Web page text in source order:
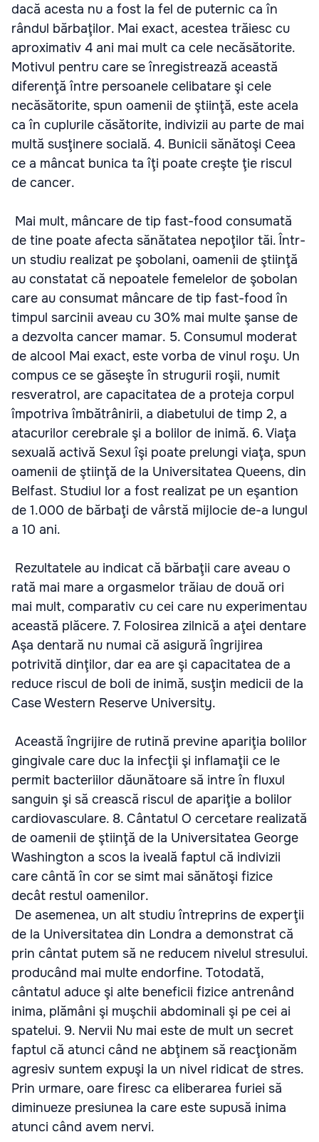
dacă acesta nu a fost la fel de puternic ca în
rândul bărbaţilor. Mai exact, acestea trăiesc cu
aproximativ 4 ani mai mult ca cele necăsătorite.
Motivul pentru care se înregistrează această
diferenţă între persoanele celibatare şi cele
necăsătorite, spun oamenii de ştiinţă, este acela
ca în cuplurile căsătorite, indivizii au parte de mai
multă susţinere socială. 4. Bunicii sănătoşi Ceea
ce a mâncat bunica ta îţi poate creşte ţie riscul
de cancer.
Mai mult, mâncare de tip fast-food consumată
de tine poate afecta sănătatea nepoţilor tăi. Într-
un studiu realizat pe şobolani, oamenii de ştiinţă
au constatat că nepoatele femelelor de şobolan
care au consumat mâncare de tip fast-food în
timpul sarcinii aveau cu 30% mai multe şanse de
a dezvolta cancer mamar. 5. Consumul moderat
de alcool Mai exact, este vorba de vinul roşu. Un
compus ce se găseşte în strugurii roşii, numit
resveratrol, are capacitatea de a proteja corpul
împotriva îmbătrânirii, a diabetului de timp 2, a
atacurilor cerebrale şi a bolilor de inimă. 6. Viaţa
sexuală activă Sexul îşi poate prelungi viaţa, spun
oamenii de ştiinţă de la Universitatea Queens, din
Belfast. Studiul lor a fost realizat pe un eşantion
de 1.000 de bărbaţi de vârstă mijlocie de-a lungul
a 10 ani.
Rezultatele au indicat că bărbaţii care aveau o
rată mai mare a orgasmelor trăiau de două ori
mai mult, comparativ cu cei care nu experimentau
această plăcere. 7. Folosirea zilnică a aţei dentare
Aşa dentară nu numai că asigură îngrijirea
potrivită dinţilor, dar ea are şi capacitatea de a
reduce riscul de boli de inimă, susţin medicii de la
Case Western Reserve University.
Această îngrijire de rutină previne apariţia bolilor
gingivale care duc la infecţii şi inflamaţii ce le
permit bacteriilor dăunătoare să intre în fluxul
sanguin şi să crească riscul de apariţie a bolilor
cardiovasculare. 8. Cântatul O cercetare realizată
de oamenii de ştiinţă de la Universitatea George
Washington a scos la iveală faptul că indivizii
care cântă în cor se simt mai sănătoşi fizice
decât restul oamenilor.
De asemenea, un alt studiu întreprins de experţii
de la Universitatea din Londra a demonstrat că
prin cântat putem să ne reducem nivelul stresului.
producând mai multe endorfine. Totodată,
cântatul aduce şi alte beneficii fizice antrenând
inima, plămâni şi muşchii abdominali şi pe cei ai
spatelui. 9. Nervii Nu mai este de mult un secret
faptul că atunci când ne abţinem să reacţionăm
agresiv suntem expuşi la un nivel ridicat de stres.
Prin urmare, oare firesc ca eliberarea furiei să
diminueze presiunea la care este supusă inima
atunci când avem nervi.